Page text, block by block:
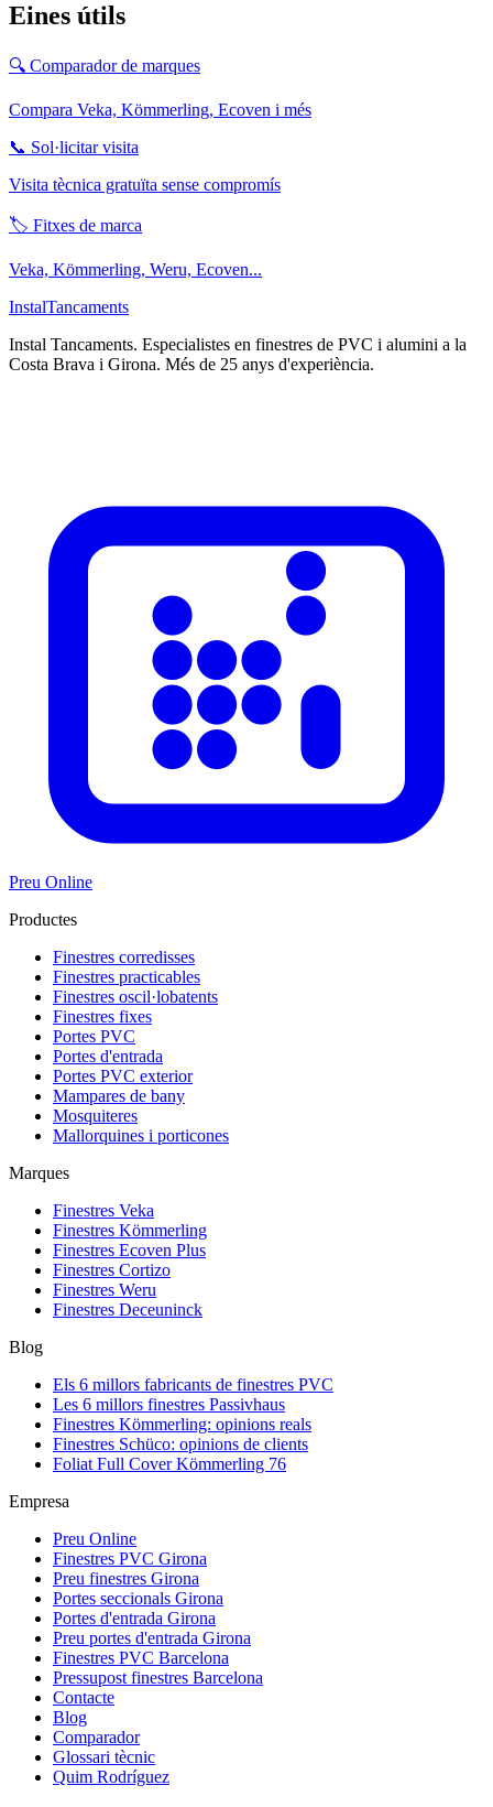
Eines útils
🔍 Comparador de marques
Compara Veka, Kömmerling, Ecoven i més
📞 Sol·licitar visita
Visita tècnica gratuïta sense compromís
🏷️ Fitxes de marca
Veka, Kömmerling, Weru, Ecoven...
InstalTancaments
Instal Tancaments. Especialistes en finestres de PVC i alumini a la
Costa Brava i Girona. Més de 25 anys d'experiència.
Preu Online
Productes
Finestres corredisses
Finestres practicables
Finestres oscil·lobatents
Finestres fixes
Portes PVC
Portes d'entrada
Portes PVC exterior
Mampares de bany
Mosquiteres
Mallorquines i porticones
Marques
Finestres Veka
Finestres Kömmerling
Finestres Ecoven Plus
Finestres Cortizo
Finestres Weru
Finestres Deceuninck
Blog
Els 6 millors fabricants de finestres PVC
Les 6 millors finestres Passivhaus
Finestres Kömmerling: opinions reals
Finestres Schüco: opinions de clients
Foliat Full Cover Kömmerling 76
Empresa
Preu Online
Finestres PVC Girona
Preu finestres Girona
Portes seccionals Girona
Portes d'entrada Girona
Preu portes d'entrada Girona
Finestres PVC Barcelona
Pressupost finestres Barcelona
Contacte
Blog
Comparador
Glossari tècnic
Quim Rodríguez